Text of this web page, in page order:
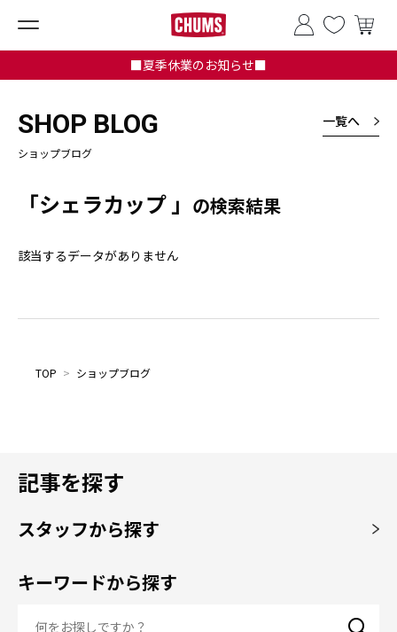
■夏季休業のお知らせ■
SHOP BLOG
ショップブログ
一覧へ
「シェラカップ 」 の検索結果
該当するデータがありません
TOP > ショップブログ
記事を探す
スタッフから探す
キーワードから探す